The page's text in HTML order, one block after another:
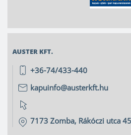
AUSTER KFT.
+36-74/433-440
kapuinfo@austerkft.hu
7173 Zomba, Rákóczi utca